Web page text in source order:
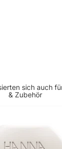
sich auch
& Zubehör